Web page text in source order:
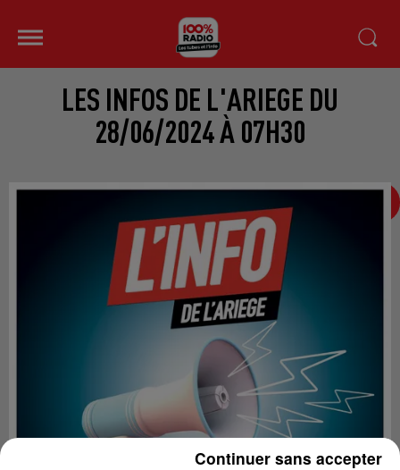
LES INFOS DE L'ARIEGE DU
28/06/2024 À 07H30
Continuer sans accepter